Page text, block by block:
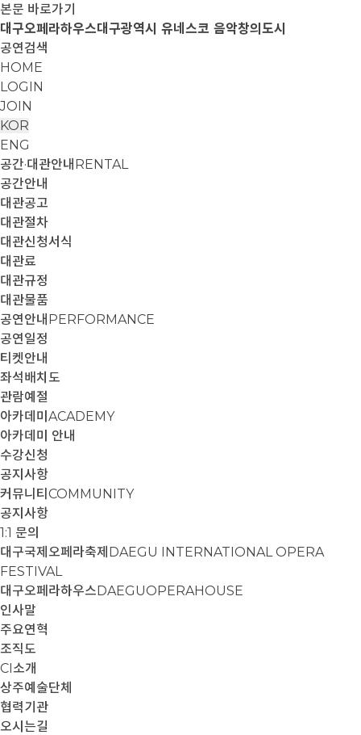
본문 바로가기
대구오페라하우스대구광역시 유네스코 음악창의도시
공연검색
HOME
LOGIN
JOIN
KOR
ENG
공간·대관안내 RENTAL
공간안내
대관공고
대관절차
대관신청서식
대관료
대관규정
대관물품
공연안내 PERFORMANCE
공연일정
티켓안내
좌석배치도
관람예절
아카데미 ACADEMY
아카데미 안내
수강신청
공지사항
커뮤니티 COMMUNITY
공지사항
1:1 문의
대구국제오페라축제 DAEGU INTERNATIONAL OPERA
FESTIVAL
대구오페라하우스DAEGUOPERAHOUSE
인사말
주요연혁
조직도
CI소개
상주예술단체
협력기관
오시는길